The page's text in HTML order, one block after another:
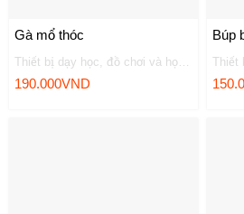
Thiết bị dạy học, đồ chơi và học liệu
Gà mổ thóc
190.000VND
Búp